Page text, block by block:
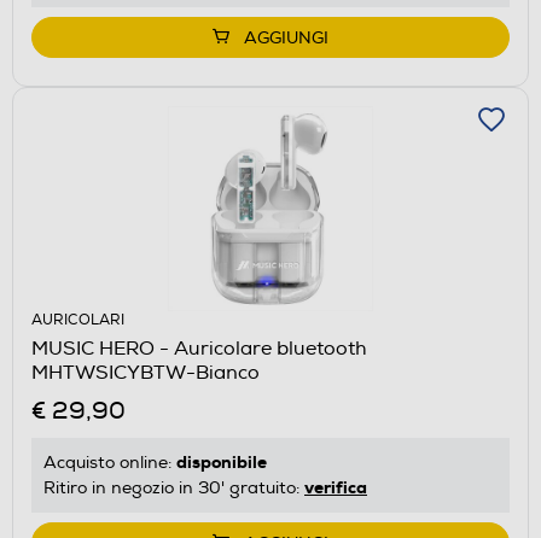
AGGIUNGI
AURICOLARI
MUSIC HERO - Auricolare bluetooth
MHTWSICYBTW-Bianco
€ 29,90
Acquisto online: disponibile
Ritiro in negozio in 30' gratuito: verifica